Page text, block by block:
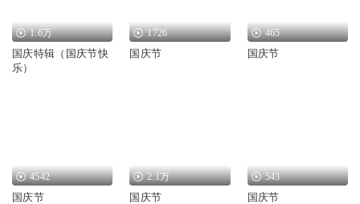
1.6万
国庆特辑（国庆节快
乐）
1726
国庆节
465
国庆节
4542
国庆节
2.1万
国庆节
543
国庆节